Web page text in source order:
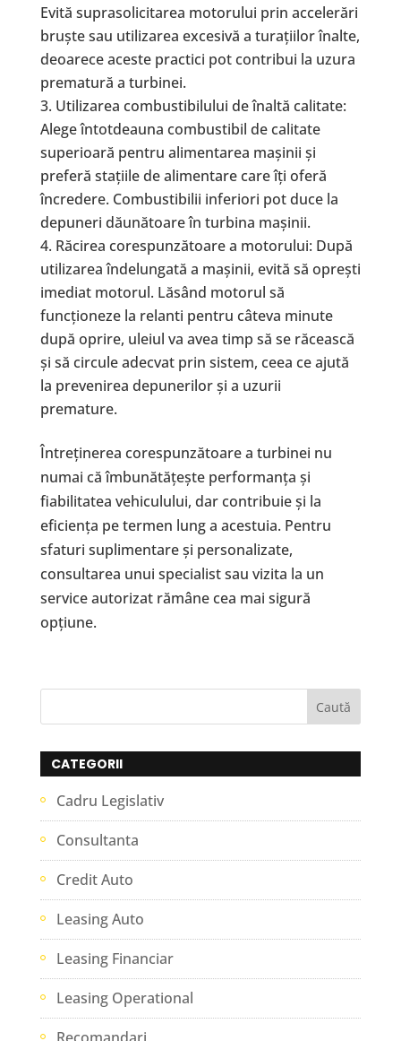
Evită suprasolicitarea motorului prin accelerări
bruște sau utilizarea excesivă a turațiilor înalte,
deoarece aceste practici pot contribui la uzura
prematură a turbinei.
Utilizarea combustibilului de înaltă calitate:
Alege întotdeauna combustibil de calitate
superioară pentru alimentarea mașinii și
preferă stațiile de alimentare care îți oferă
încredere. Combustibilii inferiori pot duce la
depuneri dăunătoare în turbina mașinii.
Răcirea corespunzătoare a motorului: După
utilizarea îndelungată a mașinii, evită să oprești
imediat motorul. Lăsând motorul să
funcționeze la relanti pentru câteva minute
după oprire, uleiul va avea timp să se răcească
și să circule adecvat prin sistem, ceea ce ajută
la prevenirea depunerilor și a uzurii
premature.
Întreținerea corespunzătoare a turbinei nu
numai că îmbunătățește performanța și
fiabilitatea vehiculului, dar contribuie și la
eficiența pe termen lung a acestuia. Pentru
sfaturi suplimentare și personalizate,
consultarea unui specialist sau vizita la un
service autorizat rămâne cea mai sigură
opțiune.
CATEGORII
Cadru Legislativ
Consultanta
Credit Auto
Leasing Auto
Leasing Financiar
Leasing Operational